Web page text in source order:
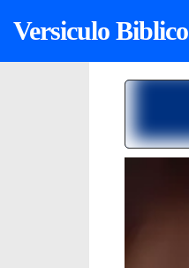
Versiculo Biblico